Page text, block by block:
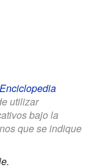
Enciclopedia
utilizar
bajo la
que se indique